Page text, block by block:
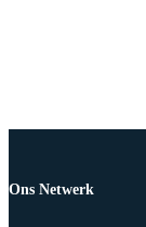
Ons Netwerk